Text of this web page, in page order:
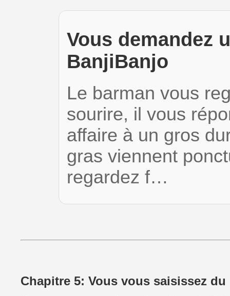
Vous demandez
BanjiBanjo
Le barman vous
sourire, il vous
affaire à un gros
gras viennent
regardez f…
Chapitre 5: Vous vous saisissez du